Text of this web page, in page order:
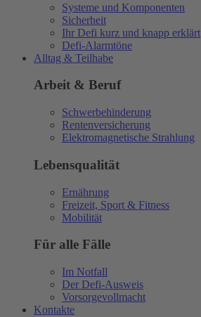
Systeme und Komponenten
Sicherheit
Ihr Defi kurz und knapp erklärt
Defi-Alarmtöne
Alltag & Teilhabe
Arbeit & Beruf
Schwerbehinderung
Rentenversicherung
Elektromagnetische Strahlung
Lebensqualität
Ernährung
Freizeit, Sport & Fitness
Mobilität
Für alle Fälle
Im Notfall
Der Defi-Ausweis
Vorsorgevollmacht
Kontakte